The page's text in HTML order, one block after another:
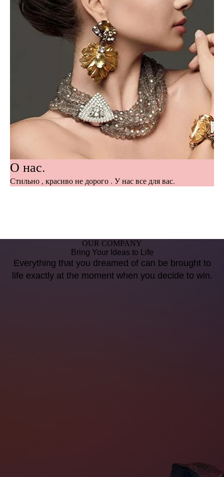
О нас.
Стильно , красиво не дорого . У нас все для вас.
OUR COMPANY
Bring Your Ideas to Life
Everything that you dreamed of can be brought to
life exactly at the moment when you decide to win.